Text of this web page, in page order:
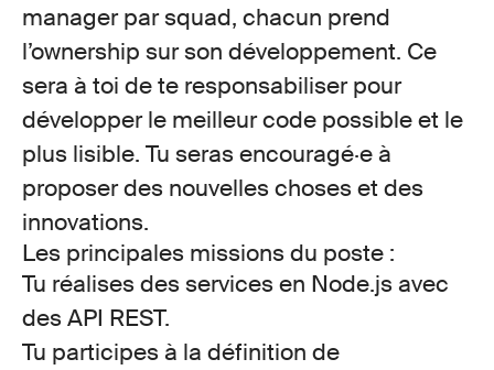
manager par squad, chacun prend
l’ownership sur son développement. Ce
sera à toi de te responsabiliser pour
développer le meilleur code possible et le
plus lisible. Tu seras encouragé·e à
proposer des nouvelles choses et des
innovations.
Les principales missions du poste :
Tu réalises des services en Node.js avec
des API REST.
Tu participes à la définition de